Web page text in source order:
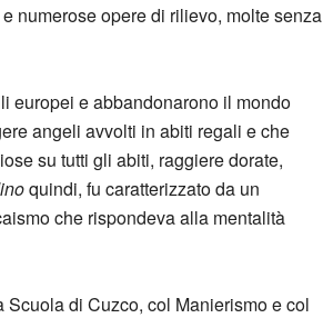
numerose opere di rilievo, molte senza
europei e abbandonarono il mondo
angeli avvolti in abiti regali e che
su tutti gli abiti, raggiere dorate,
quindi, fu caratterizzato da un
che rispondeva alla mentalità
Scuola di Cuzco, col Manierismo e col